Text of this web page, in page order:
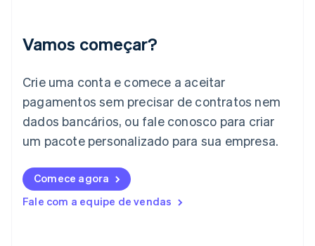
Vamos começar?
Crie uma conta e comece a aceitar
pagamentos sem precisar de contratos nem
dados bancários, ou fale conosco para criar
um pacote personalizado para sua empresa.
Comece agora
Fale com a equipe de vendas
English
Italiano English
日本語English
Letônia
Liechtenstein
Lituânia
English
Luxemburgo